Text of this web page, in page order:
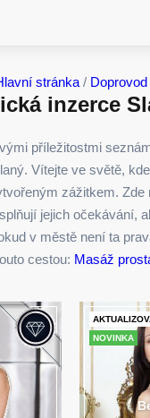
stránka/ Doprovod
inzerce
příležitostmi
Vítejte ve světě,
zážitkem. Zde
jejich očekávání,
v městě není ta
cestou: Masáž
NOVINKA